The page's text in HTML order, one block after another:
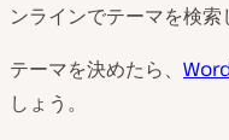
ンラインでテーマを検索
テーマを決めたら、
しょう。